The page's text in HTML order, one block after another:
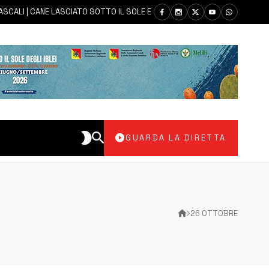
| CANE LASCIATO SOTTO IL SOLE E SENZA ACQUA: CARABINIERI
GUARDA LA DIRETTA
26 OTTOBRE